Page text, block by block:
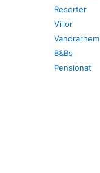
Resorter
Villor
Vandrarhem
B&Bs
Pensionat